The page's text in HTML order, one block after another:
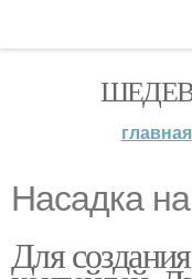
главная
Насадка
Для